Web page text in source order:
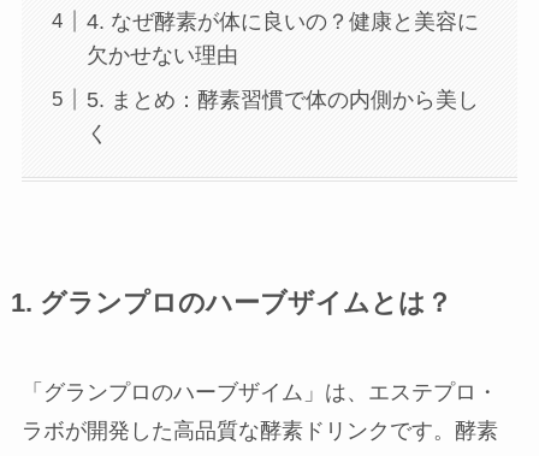
4. なぜ酵素が体に良いの？健康と美容に
欠かせない理由
5. まとめ：酵素習慣で体の内側から美し
く
1. グランプロのハーブザイムとは？
「グランプロのハーブザイム」は、エステプロ・
ラボが開発した高品質な酵素ドリンクです。酵素